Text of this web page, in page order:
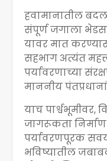
हवामानातील
संपूर्ण जगाला
यावर मात
सहभाग अत्यंत
पर्यावरणाच्या
माननीय
याच पार्श्वभूमीवर,
जागरूकता
पर्यावरणपूरक
भविष्यातील